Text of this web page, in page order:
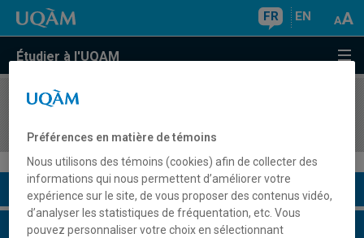
FR EN
Étudier à l'UQAM
COURS//
Description du cours
Horaire - Été 2026
Préférences en matière de témoins
Nous utilisons des témoins (cookies) afin de collecter des
informations qui nous permettent d’améliorer votre
expérience sur le site, de vous proposer des contenus vidéo,
d’analyser les statistiques de fréquentation, etc. Vous
pouvez personnaliser votre choix en sélectionnant